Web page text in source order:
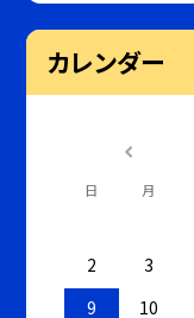
カレンダー
日 月
2
3
9
10